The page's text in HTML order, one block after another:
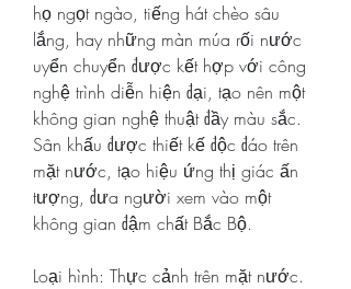
họ ngọt ngào, tiếng hát chèo sâu
lắng, hay những màn múa rối nước
uyển chuyển được kết hợp với công
nghệ trình diễn hiện đại, tạo nên một
không gian nghệ thuật đầy màu sắc.
Sân khấu được thiết kế độc đáo trên
mặt nước, tạo hiệu ứng thị giác ấn
tượng, đưa người xem vào một
không gian đậm chất Bắc Bộ.
Loại hình: Thực cảnh trên mặt nước.